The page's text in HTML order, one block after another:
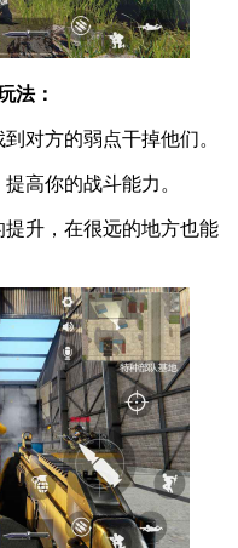
法：
对方的弱点干掉他们。
高你的战斗能力。
升，在很远的地方也能